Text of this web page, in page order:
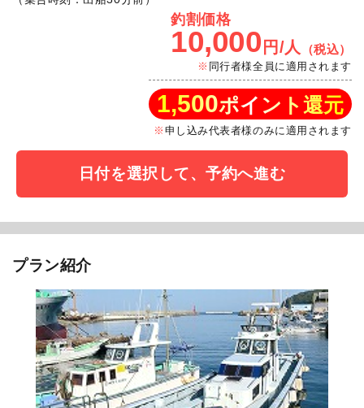
釣割価格
10,000 円/人 （税込）
同行者様全員に適用されます
1,500ポイント還元
申し込み代表者様のみに適用されます
日付を選択して、予約へ進む
プラン紹介